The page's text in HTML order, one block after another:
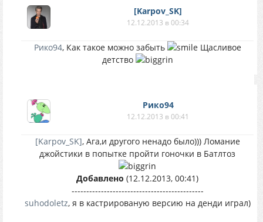
[Karpov_SK]
12.12.2013 в 00:34
Рико94, Как такое можно забыть
Щасливое
детство
Рико94
12.12.2013 в 00:41
[Karpov_SK], Ага,и другого ненадо было))) Ломание
джойстики в попытке пройти гоночки в Батлтоз
Добавлено (12.12.2013, 00:41)
---------------------------------------------
suhodoletz, я в кастрированую версию на денди играл)